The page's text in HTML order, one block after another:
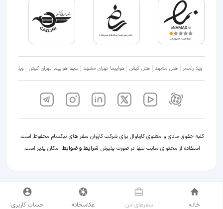
ویلا رامسر هتل مشهد هتل کیش هواپیما تهران مشهد بلیط هواپیما تهران کیش ویلا شمال
کلیه حقوق مادی و معنوی کارناوال برای شرکت کاروان سفر های نیکسام محفوظ است.
استفاده از محتوای سایت تنها در صورت پذیرش شرایط و ضوابط امکان پذیر است.
خانه سفر‌های من عکاسخانه حساب کاربری